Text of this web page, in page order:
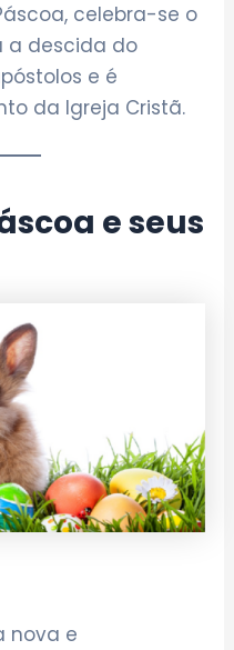
celebra-se o
a descida do
e é
da Igreja Cristã.
e seus
nova e